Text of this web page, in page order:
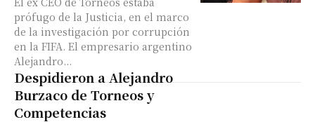
prófugo de la Justicia, en el marco
de la investigación por corrupción
en la FIFA. El empresario argentino
Alejandro...
Despidieron a Alejandro
Burzaco de Torneos y
Competencias